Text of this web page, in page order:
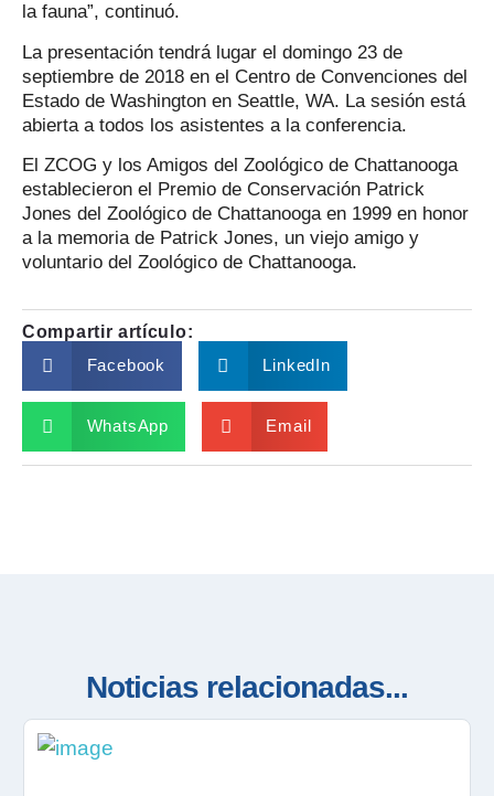
la fauna”, continuó.
La presentación tendrá lugar el domingo 23 de
septiembre de 2018 en el Centro de Convenciones del
Estado de Washington en Seattle, WA. La sesión está
abierta a todos los asistentes a la conferencia.
El ZCOG y los Amigos del Zoológico de Chattanooga
establecieron el Premio de Conservación Patrick
Jones del Zoológico de Chattanooga en 1999 en honor
a la memoria de Patrick Jones, un viejo amigo y
voluntario del Zoológico de Chattanooga.
Compartir artículo:
Facebook
LinkedIn
WhatsApp Email
Noticias relacionadas...